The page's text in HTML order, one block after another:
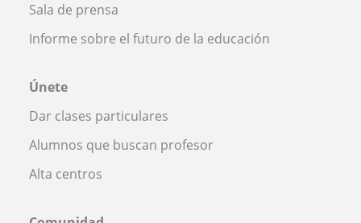
Sala de prensa
Informe sobre el futuro de la educación
Únete
Dar clases particulares
Alumnos que buscan profesor
Alta centros